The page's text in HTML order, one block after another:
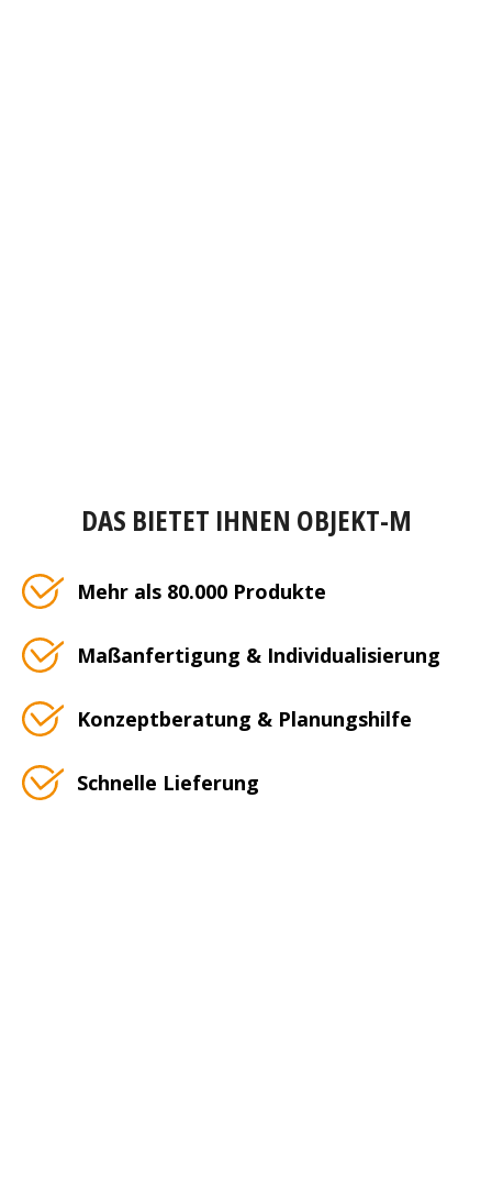
DAS BIETET IHNEN OBJEKT-M
Mehr als 80.000 Produkte
Maßanfertigung & Individualisierung
Konzeptberatung & Planungshilfe
Schnelle Lieferung